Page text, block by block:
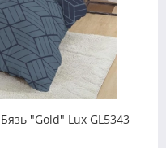
"Gold" Lux GL5343